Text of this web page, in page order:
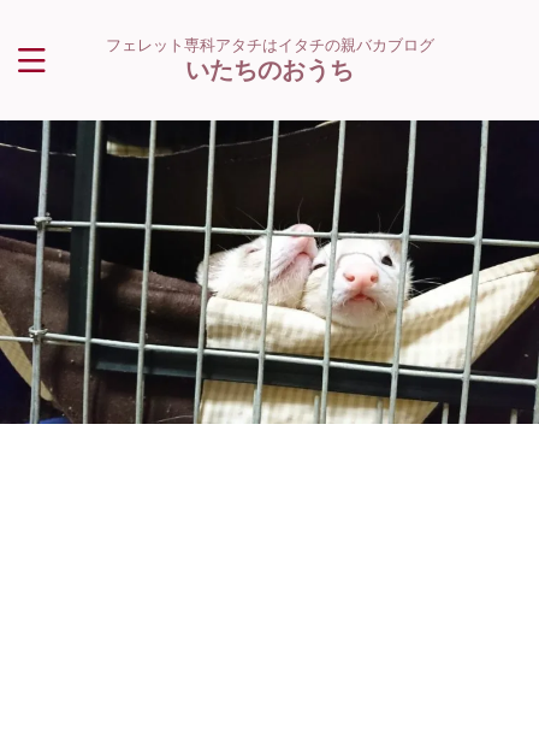
フェレット専科アタチはイタチの親バカブログ
いたちのおうち